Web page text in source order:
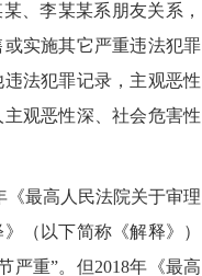
、李某某系朋友关系，
实施其它严重违法犯罪
法犯罪记录，主观恶性
观恶性深、社会危害性
《最高人民法院关于审理
（以下简称《解释》）
严重”。但2018年《最高